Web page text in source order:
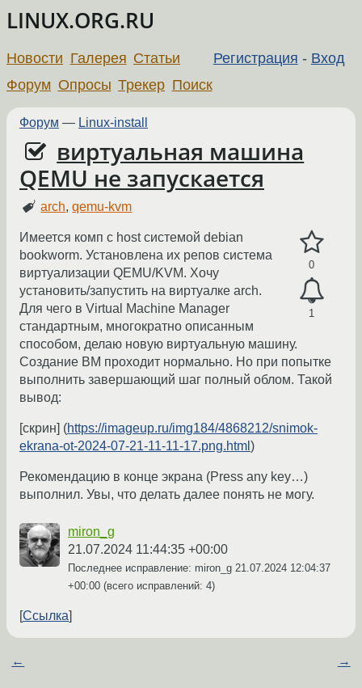
LINUX.ORG.RU
Регистрация - Вход
Новости Галерея Статьи
Форум Опросы Трекер Поиск
Форум — Linux-install
виртуальная машина
QEMU не запускается
arch,qemu-kvm
0
1
Имеется комп с host системой debian
bookworm. Установлена их репов система
виртуализации QEMU/KVM. Хочу
установить/запустить на виртуалке arch.
Для чего в Virtual Machine Manager
стандартным, многократно описанным
способом, делаю новую виртуальную машину.
Создание ВМ проходит нормально. Но при попытке
выполнить завершающий шаг полный облом. Такой
вывод:
[скрин] (https://imageup.ru/img184/4868212/snimok-
ekrana-ot-2024-07-21-11-11-17.png.html )
Рекомендацию в конце экрана (Press any key…)
выполнил. Увы, что делать далее понять не могу.
miron_g
21.07.2024 11:44:35 +00:00
Последнее исправление: miron_g 21.07.2024 12:04:37
+00:00 (всего исправлений: 4)
Ссылка
← →